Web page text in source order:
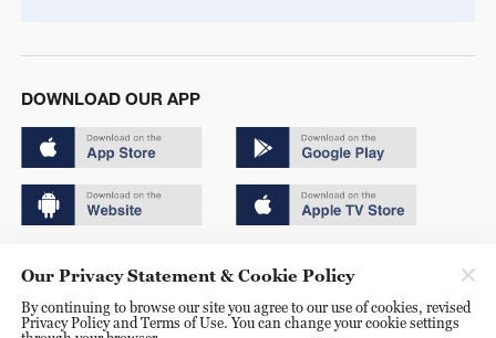
DOWNLOAD OUR APP
京ICP备20000184号
京公网安备 11010502050052号
Our Privacy Statement & Cookie Policy
By continuing to browse our site you agree to our use of cookies, revised
Privacy Policy and Terms of Use. You can change your cookie settings